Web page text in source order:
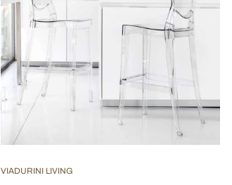
VIADURINI LIVING